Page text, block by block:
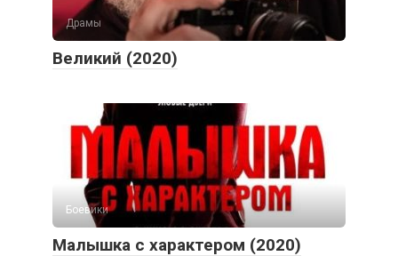
Драмы
Великий (2020)
Боевики
Малышка с характером (2020)